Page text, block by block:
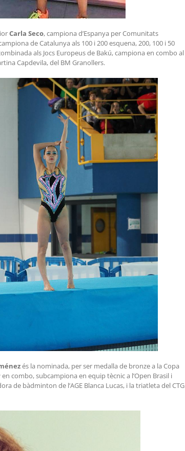
Carla Seco, campiona d’Espanya per Comunitats
de Catalunya als 100 i 200 esquena, 200, 100 i 50
als Jocs Europeus de Bakú, campiona en combo al
Capdevila, del BM Granollers.
és la nominada, per ser medalla de bronze a la Copa
combo, subcampiona en equip tècnic a l’Open Brasil i
de bàdminton de l’AGE Blanca Lucas, i la triatleta del CTG